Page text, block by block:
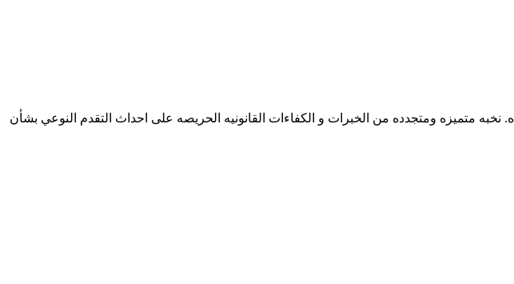
نخبه متميزه ومتجدده من الخبرات و الكفاءات القانونيه الحريصه على احداث التقدم النوعي بشأن